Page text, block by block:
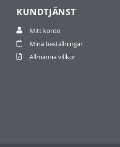
KUNDTJÄNST
Mitt konto
Mina beställningar
Allmänna villkor